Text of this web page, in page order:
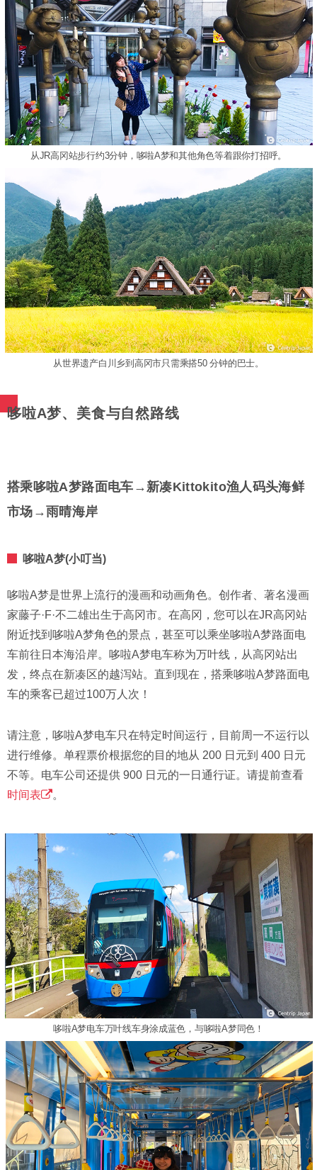
从JR高冈站步行约3分钟，哆啦A梦和其他角色等着跟你打招呼。
从世界遗产白川乡到高冈市只需乘搭50 分钟的巴士。
哆啦A梦、美食与自然路线
搭乘哆啦A梦路面电车→新凑Kittokito渔人码头海鲜
市场→雨晴海岸
哆啦A梦(小叮当)
哆啦A梦是世界上流行的漫画和动画角色。创作者、著名漫画
家藤子·F·不二雄出生于高冈市。在高冈，您可以在JR高冈站
附近找到哆啦A梦角色的景点，甚至可以乘坐哆啦A梦路面电
车前往日本海沿岸。哆啦A梦电车称为万叶线，从高冈站出
发，终点在新凑区的越泻站。直到现在，搭乘哆啦A梦路面电
车的乘客已超过100万人次！
请注意，哆啦A梦电车只在特定时间运行，目前周一不运行以
进行维修。单程票价根据您的目的地从 200 日元到 400 日元
不等。电车公司还提供 900 日元的一日通行证。请提前查看
时间表
。
哆啦A梦电车万叶线车身涂成蓝色，与哆啦A梦同色！